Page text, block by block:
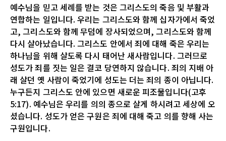
예수님을 믿고 세례를 받는 것은 그리스도의 죽음 및 부활과
연합하는 일입니다. 우리는 그리스도와 함께 십자가에서 죽었
고, 그리스도와 함께 무덤에 장사되었으며, 그리스도와 함께
다시 살아났습니다. 그리스도 안에서 죄에 대해 죽은 우리는
하나님을 위해 살도록 다시 태어난 새사람입니다. 그러므로
성도가 죄를 짓는 일은 결코 당연하지 않습니다. 죄의 지배 아
래 살던 옛 사람이 죽었기에 성도는 더는 죄의 종이 아닙니다.
누구든지 그리스도 안에 있으면 새로운 피조물입니다(고후
5:17). 예수님은 우리를 의의 종으로 살게 하시려고 세상에 오
셨습니다. 성도가 얻은 구원은 죄에 대해 죽고 의를 향해 사는
구원입니다.